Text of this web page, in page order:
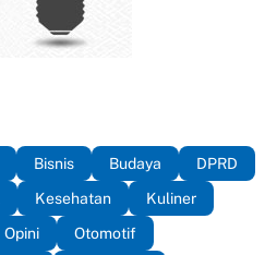
Bisnis Budaya
DPRD
Kesehatan
Kuliner
Opini
Otomotif